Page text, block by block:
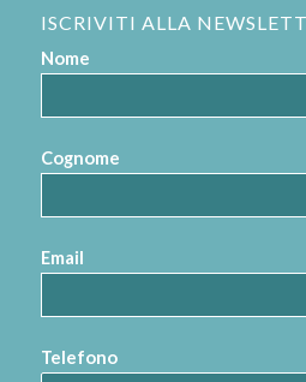
ISCRIVITI ALLA
Nome
Cognome
Email
Telefono